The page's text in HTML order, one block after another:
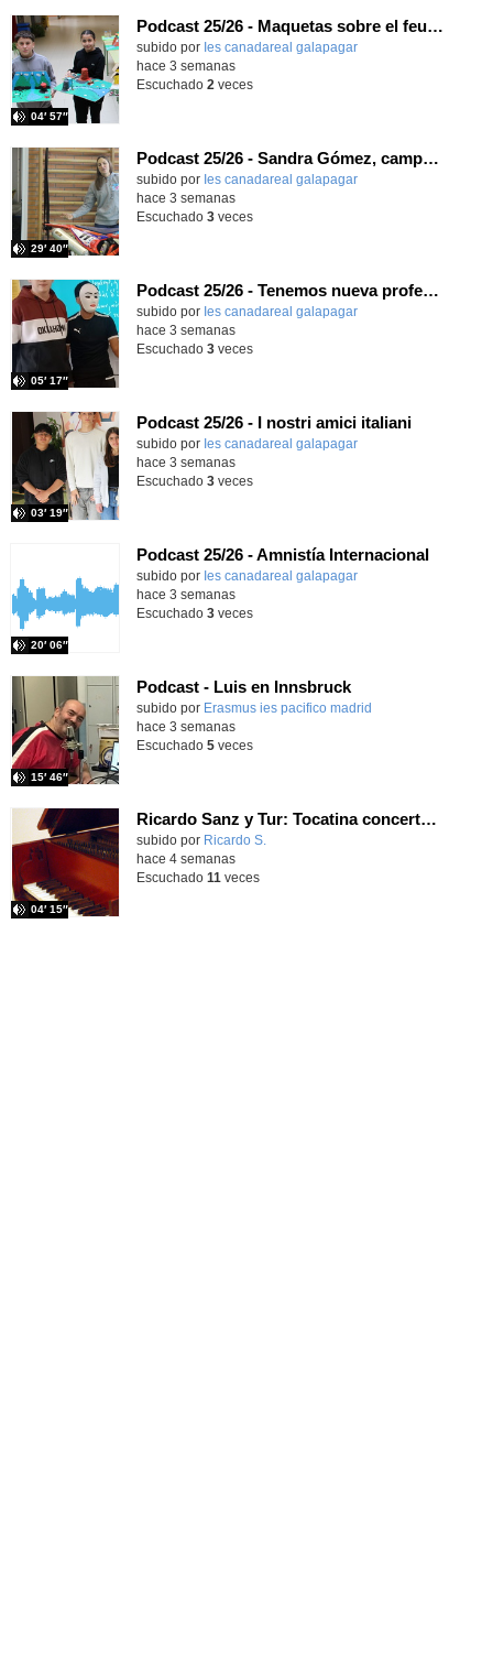
Podcast 25/26 - Maquetas sobre el feudalismo
subido por Ies canadareal galapagar
04′ 57″
-
hace 3 semanas
Escuchado 2 veces
Podcast 25/26 - Sandra Gómez, campeona de Enduro
subido por Ies canadareal galapagar
29′ 40″
-
hace 3 semanas
Escuchado 3veces
Podcast 25/26 - Tenemos nueva profesora de Griego ¿Conoces a María Eugenia?
subido por Ies canadareal galapagar
05′ 17″
-
hace 3 semanas
Escuchado 3veces
Podcast 25/26 - I nostri amici italiani
subido por Ies canadareal galapagar
03′ 19″
-
hace 3 semanas
Escuchado 3veces
Podcast 25/26 - Amnistía Internacional
subido por Ies canadareal galapagar
20′ 06″
-
hace 3 semanas
Escuchado 3veces
Podcast - Luis en Innsbruck
subido por Erasmus ies pacifico madrid
15′ 46″
hace 3 semanas
Escuchado 5veces
Ricardo Sanz y Tur: Tocatina concertante al aire español
subido por Ricardo S.
04′ 15″
hace 4 semanas
Escuchado 11 veces